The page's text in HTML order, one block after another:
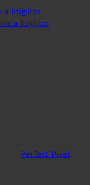
Perfect Pixel&